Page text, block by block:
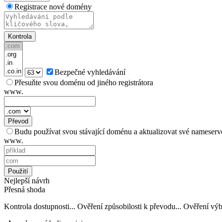
Registrace nové domény
Kontrola
Bezpečné vyhledávání
Přesuňte svou doménu od jiného registrátora
www.
Převod
Budu používat svou stávající doménu a aktualizovat své
www.
Použití
Nejlepší návrh
Přesná shoda
Kontrola dostupnosti... Ověření způsobilosti k převodu... Ověření